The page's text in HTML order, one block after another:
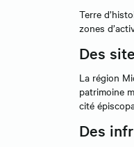
Terre
zones
Des
La région
patrimoine
cité
Des